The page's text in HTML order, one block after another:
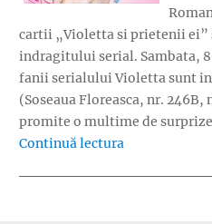
cartii „Violetta si prietenii ei”
indragitului serial. Sambata,
fanii serialului Violetta sunt
(Soseaua Floreasca, nr.
promite o multime de
Continuă lectura